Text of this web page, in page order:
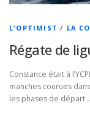
L'OPTIMIST / LA
Régate de
Constance était à
manches courues
les phases de départ